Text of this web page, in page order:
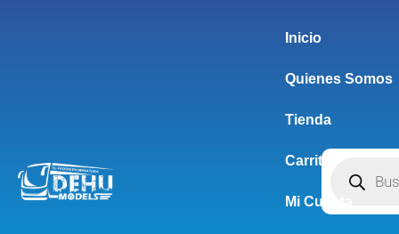
Inicio
Quienes Somos
Tienda
Carrito
Mi Cuenta